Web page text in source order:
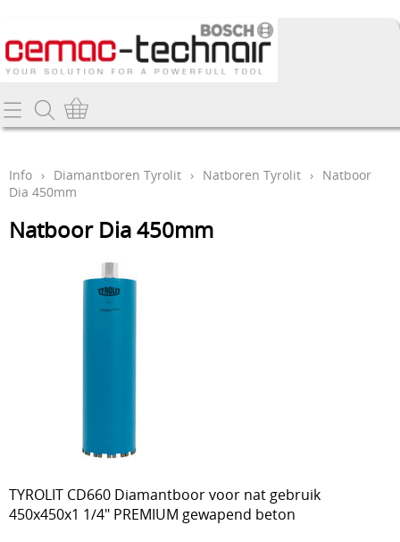
Home
Producten
Webshop
Promo's
Diamantboren Tyrolit
Nederman haspels
Elektriciteit
Info › Diamantboren Tyrolit › Natboren Tyrolit › Natboor
Dia 450mm
Natboor Dia 450mm
TYROLIT CD660 Diamantboor voor nat gebruik
450x450x1 1/4″ PREMIUM gewapend beton